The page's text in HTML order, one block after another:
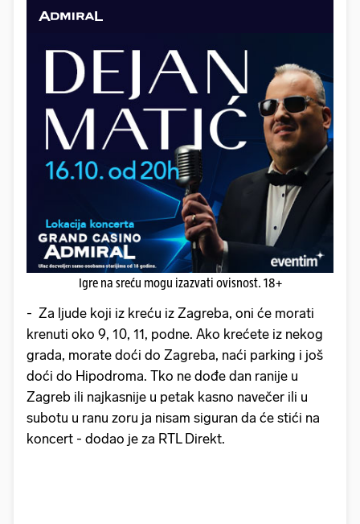
Igre na sreću mogu izazvati ovisnost. 18+
- Za ljude koji iz kreću iz Zagreba, oni će morati
krenuti oko 9, 10, 11, podne. Ako krećete iz nekog
grada, morate doći do Zagreba, naći parking i još
doći do Hipodroma. Tko ne dođe dan ranije u
Zagreb ili najkasnije u petak kasno navečer ili u
subotu u ranu zoru ja nisam siguran da će stići na
koncert - dodao je za RTL Direkt.